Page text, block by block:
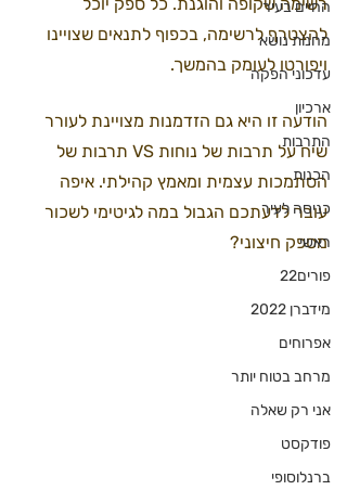
החיים בעיר
מחנות נושא
עדכוני הפקה
ארכיון
התרבות
הכנות
כניסה לעיר
ראשי
פורים22
מידברן 2022
אפרוחים
מרחב בטוח יותר
אני רק שאלה
פודקסט
ברנלוסופי
להצטרף לרשימה, בכפוף לתנאים שצויינו
ויפורטו לעומק בהמשך.
הודעה זו היא גם הזדמנות מצויינת לעורר
שיח על תרבות של נוחות VS תרבות של
הסתמכות עצמית ומאמץ קהילתי. איפה
עובר לדעתכם הגבול במה לגיטימי לשכור
מספק חיצוני?